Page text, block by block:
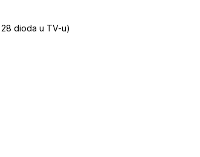
dioda u TV-u)